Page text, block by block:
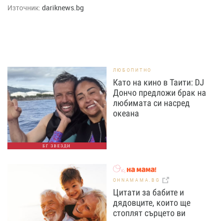
Източник: dariknews.bg
БГ ЗВЕЗДИ
ЛЮБОПИТНО
Като на кино в Таити: DJ
Дончо предложи брак на
любимата си насред
океана
OHNAMAMA.BG
Цитати за бабите и
дядовците, които ще
стоплят сърцето ви